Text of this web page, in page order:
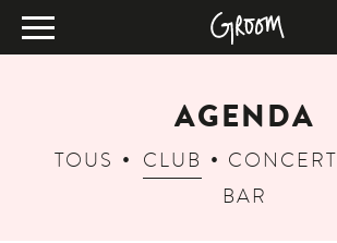
AGENDA
TOUS CLUB CONCERT
BAR